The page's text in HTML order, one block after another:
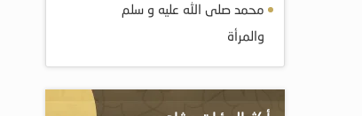
محمد صلى الله عليه و سلم
والمرأة